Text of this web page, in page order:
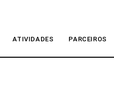
ATIVIDADES PARCEIROS